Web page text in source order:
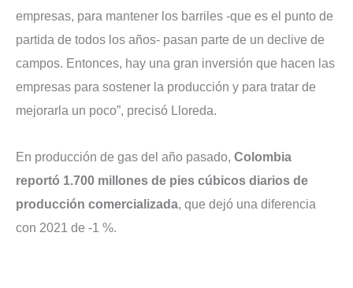
empresas, para mantener los barriles -que es el punto de
partida de todos los años- pasan parte de un declive de
campos. Entonces, hay una gran inversión que hacen las
empresas para sostener la producción y para tratar de
mejorarla un poco”, precisó Lloreda.
En producción de gas del año pasado, Colombia
reportó 1.700 millones de pies cúbicos diarios de
producción comercializada, que dejó una diferencia
con 2021 de -1 %.